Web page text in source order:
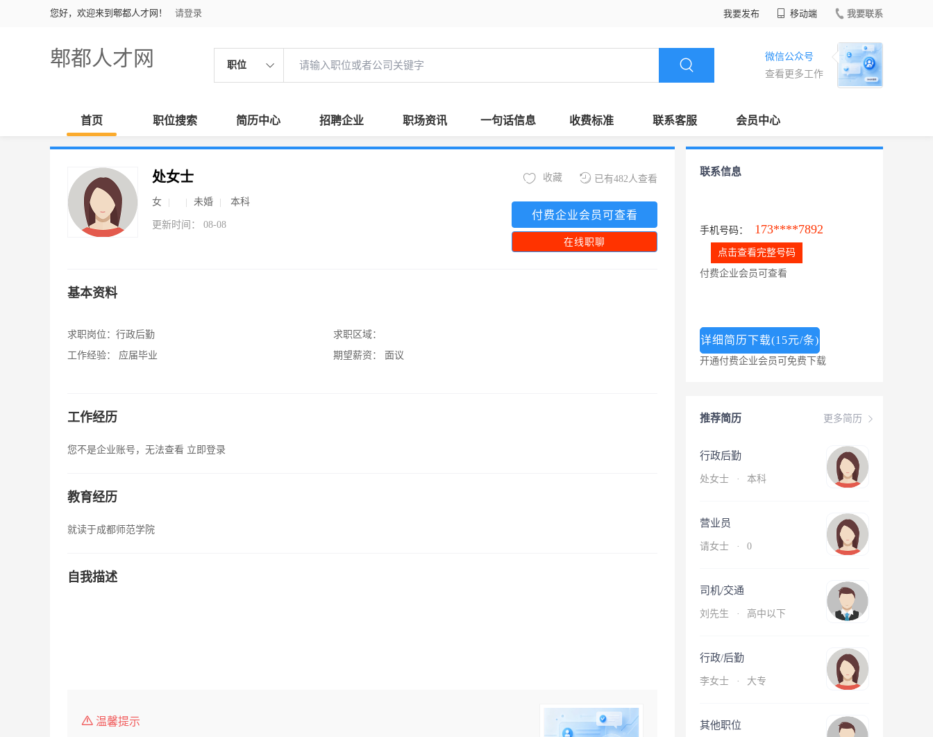
您好，欢迎来到郫都人才网！ 请登录 我要发布 移动端 我要联系
郫都人才网 职位
微信公众号
查看更多工作
首页 职位搜索 简历中心 招聘企业 职场资讯 一句话信息 收费标准 联系客服 会员中心
处女士
女 未婚 本科
更新时间： 08-08
已有482人查看
收藏
付费企业会员可查看
在线职聊
基本资料
求职岗位： 行政后勤
工作经验：
应届毕业
求职区域：
期望薪资：
面议
工作经历
您不是企业账号，无法查看 立即登录
教育经历
就读于成都师范学院
自我描述
温馨提示
联系信息
手机号码： 173****7892
点击查看完整号码
付费企业会员可查看
详细简历下载(15元/条)
开通付费企业会员可免费下载
更多简历
推荐简历
行政后勤
处女士 · 本科
营业员
请女士 · 0
司机/交通
刘先生 · 高中以下
行政/后勤
李女士 · 大专
其他职位